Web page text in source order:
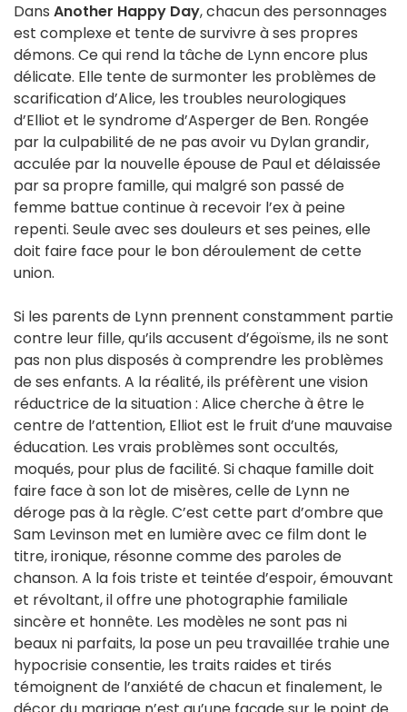
Dans Another Happy Day, chacun des personnages
est complexe et tente de survivre à ses propres
démons. Ce qui rend la tâche de Lynn encore plus
délicate. Elle tente de surmonter les problèmes de
scarification d’Alice, les troubles neurologiques
d’Elliot et le syndrome d’Asperger de Ben. Rongée
par la culpabilité de ne pas avoir vu Dylan grandir,
acculée par la nouvelle épouse de Paul et délaissée
par sa propre famille, qui malgré son passé de
femme battue continue à recevoir l’ex à peine
repenti. Seule avec ses douleurs et ses peines, elle
doit faire face pour le bon déroulement de cette
union.
Si les parents de Lynn prennent constamment partie
contre leur fille, qu’ils accusent d’égoïsme, ils ne sont
pas non plus disposés à comprendre les problèmes
de ses enfants. A la réalité, ils préfèrent une vision
réductrice de la situation : Alice cherche à être le
centre de l’attention, Elliot est le fruit d’une mauvaise
éducation. Les vrais problèmes sont occultés,
moqués, pour plus de facilité. Si chaque famille doit
faire face à son lot de misères, celle de Lynn ne
déroge pas à la règle. C’est cette part d’ombre que
Sam Levinson met en lumière avec ce film dont le
titre, ironique, résonne comme des paroles de
chanson. A la fois triste et teintée d’espoir, émouvant
et révoltant, il offre une photographie familiale
sincère et honnête. Les modèles ne sont pas ni
beaux ni parfaits, la pose un peu travaillée trahie une
hypocrisie consentie, les traits raides et tirés
témoignent de l’anxiété de chacun et finalement, le